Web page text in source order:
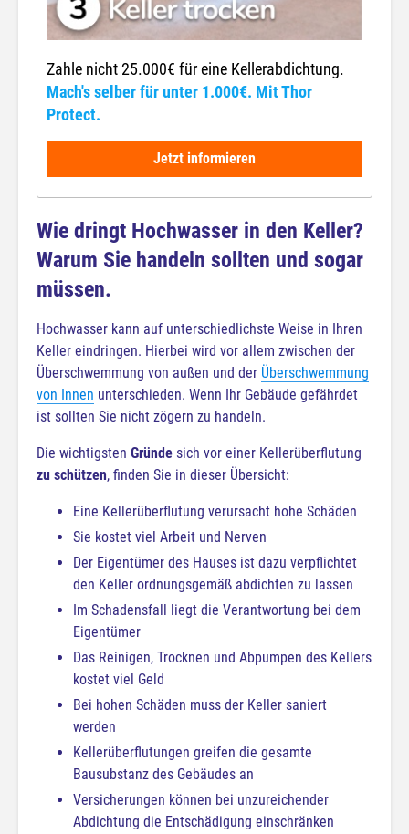
Zahle nicht 25.000€ für eine Kellerabdichtung.
Mach's selber für unter 1.000€. Mit Thor
Protect.
Jetzt informieren
Wie dringt Hochwasser in den Keller?
Warum Sie handeln sollten und sogar
müssen.
Hochwasser kann auf unterschiedlichste Weise in Ihren
Keller eindringen. Hierbei wird vor allem zwischen der
Überschwemmung von außen und der Überschwemmung
von Innen unterschieden. Wenn Ihr Gebäude gefährdet
ist sollten Sie nicht zögern zu handeln.
Die wichtigsten Gründe sich vor einer Kellerüberflutung
zu schützen, finden Sie in dieser Übersicht:
Eine Kellerüberflutung verursacht hohe Schäden
Sie kostet viel Arbeit und Nerven
Der Eigentümer des Hauses ist dazu verpflichtet
den Keller ordnungsgemäß abdichten zu lassen
Im Schadensfall liegt die Verantwortung bei dem
Eigentümer
Das Reinigen, Trocknen und Abpumpen des Kellers
kostet viel Geld
Bei hohen Schäden muss der Keller saniert
werden
Kellerüberflutungen greifen die gesamte
Bausubstanz des Gebäudes an
Versicherungen können bei unzureichender
Abdichtung die Entschädigung einschränken